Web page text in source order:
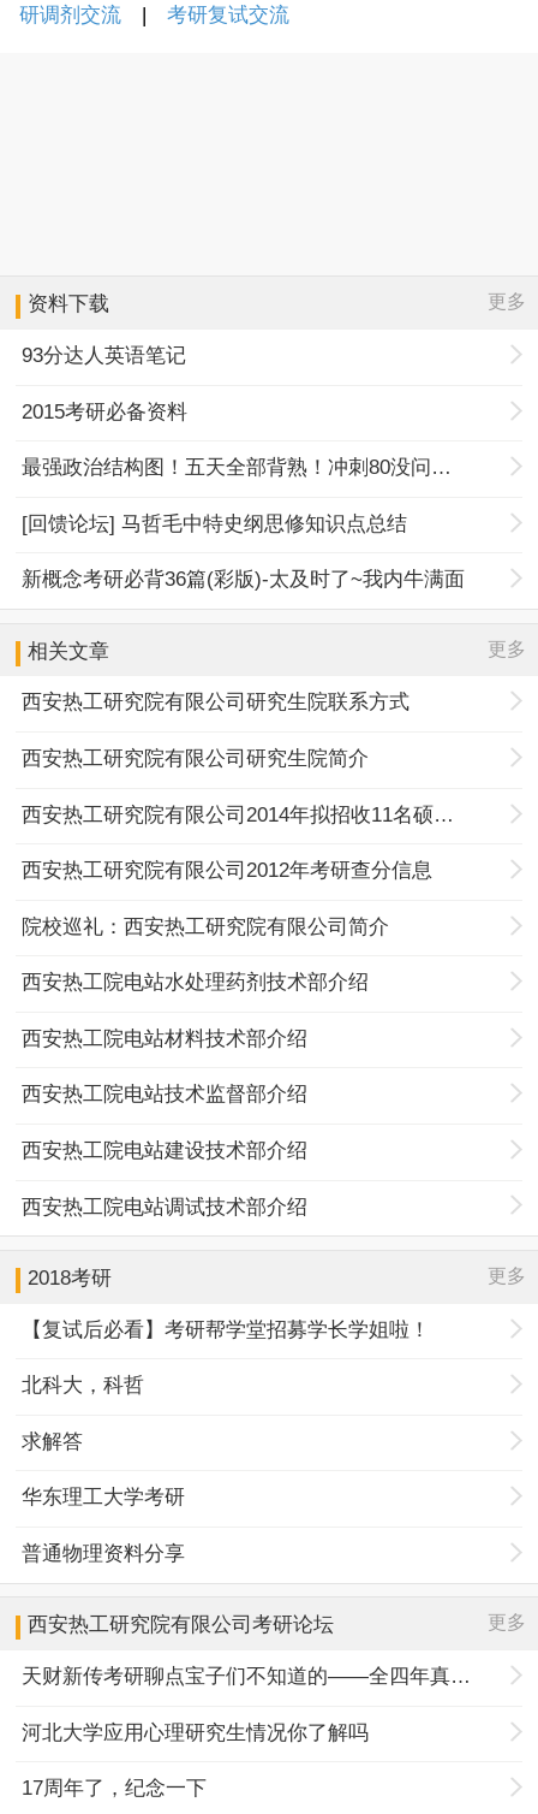
研调剂交流| 考研复试交流
资料下载 更多
93分达人英语笔记
2015考研必备资料
最强政治结构图！五天全部背熟！冲刺80没问题！
[回馈论坛] 马哲毛中特史纲思修知识点总结
新概念考研必背36篇(彩版)-太及时了~我内牛满面
相关文章 更多
西安热工研究院有限公司研究生院联系方式
西安热工研究院有限公司研究生院简介
西安热工研究院有限公司2014年拟招收11名硕士生
西安热工研究院有限公司2012年考研查分信息
院校巡礼：西安热工研究院有限公司简介
西安热工院电站水处理药剂技术部介绍
西安热工院电站材料技术部介绍
西安热工院电站技术监督部介绍
西安热工院电站建设技术部介绍
西安热工院电站调试技术部介绍
2018考研 更多
【复试后必看】考研帮学堂招募学长学姐啦！
北科大，科哲
求解答
华东理工大学考研
普通物理资料分享
西安热工研究院有限公司考研论坛 更多
天财新传考研聊点宝子们不知道的——全四年真题规律+择校优势
河北大学应用心理研究生情况你了解吗
17周年了，纪念一下